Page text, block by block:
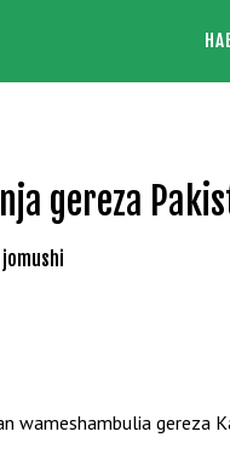
gereza
jomushi
wameshambulia gereza